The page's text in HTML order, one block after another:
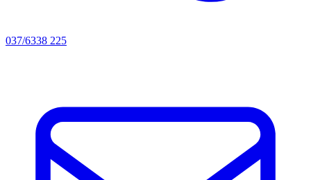
037/6338 225